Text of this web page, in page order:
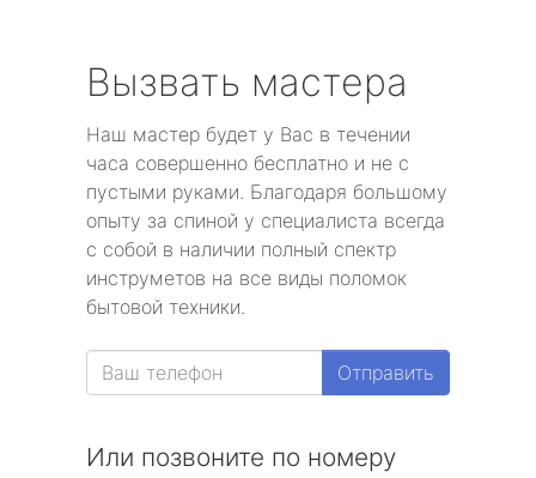
Вызвать мастера
Наш мастер будет у Вас в течении
часа совершенно бесплатно и не с
пустыми руками. Благодаря большому
опыту за спиной у специалиста всегда
с собой в наличии полный спектр
инструметов на все виды поломок
бытовой техники.
Отправить
Или позвоните по номеру